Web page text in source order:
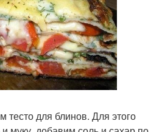
для блинов. Для этого